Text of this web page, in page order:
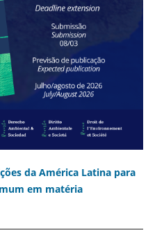
da América Latina para
em matéria